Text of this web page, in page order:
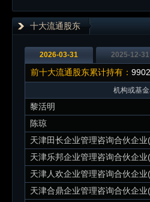
十大流通股东
2026-03-31 2025-12-31
前十大流通股东累计持有：
机构或基
黎活明
陈琼
天津田长企业管理咨询合伙企业
天津乐邦企业管理咨询合伙企业
天津人欢企业管理咨询合伙企业
天津合鼎企业管理咨询合伙企业